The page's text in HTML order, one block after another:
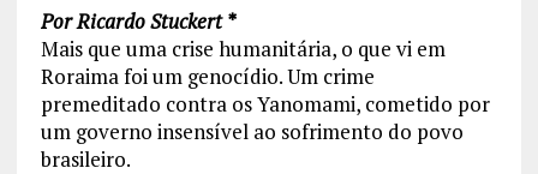
Por Ricardo Stuckert *
Mais que uma crise humanitária, o que vi em
Roraima foi um genocídio. Um crime
premeditado contra os Yanomami, cometido por
um governo insensível ao sofrimento do povo
brasileiro.